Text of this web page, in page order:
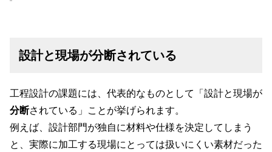
設計と現場が分断されている
工程設計の課題には、代表的なものとして「設計と現場が
分断されている」ことが挙げられます。
例えば、設計部門が独自に材料や仕様を決定してしまう
と、実際に加工する現場にとっては扱いにくい素材だった